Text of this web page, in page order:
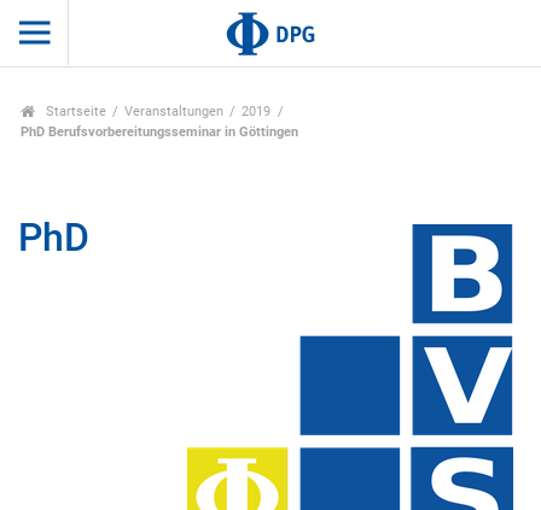
Startseite Veranstaltungen
2019
PhD Berufsvorbereitungsseminar in Göttingen
PhD